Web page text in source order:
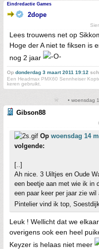
Eindredactie Games
2dope
Lees trouwens net op
Hoge der A niet te fiksen is
nog 2 jaar
Op donderdag 3 maart 2011 19:12
Een Headmax PMX60 Sennheiser
keren gebruikt.
• woensdag
Gibson88
Op woensdag 14
volgende:
[..]
Ah nice. 3 Uiltjes en Oude
een beetje aan met wie ik in
een paar keer per jaar zie
Pintelier vind ik top,
Leuk ! Wellicht dat we
overigens ook een heel
Keyzer is helaas niet meer